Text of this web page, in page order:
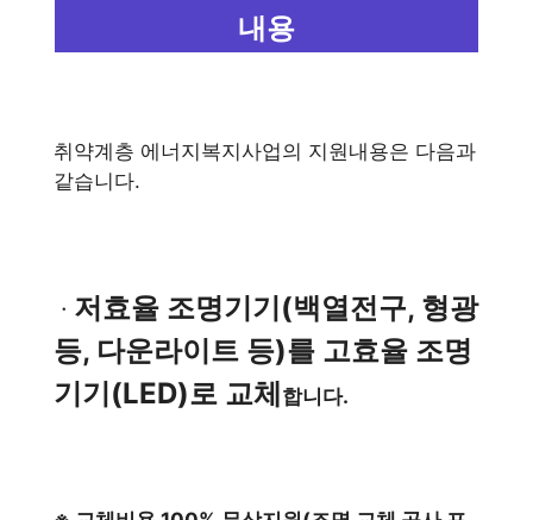
내용
취약계층 에너지복지사업의 지원내용은 다음과
같습니다.
ㆍ 저효율 조명기기(백열전구, 형광
등, 다운라이트 등)를 고효율 조명
기기(LED)로 교체합니다.